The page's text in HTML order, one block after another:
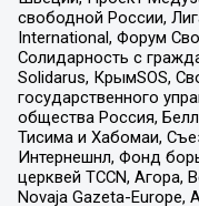
свободной России,
International, Форум
Солидарность с
Solidarus, КрымSOS,
государственного
общества Россия,
Тисима и Хабомаи,
Интернешнл, Фонд
церквей TCCN, Агора,
Novaja Gazeta-Europe,